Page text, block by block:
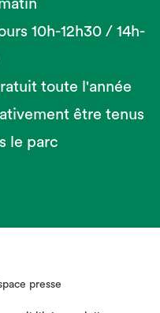
10h-12h30 / 14h-
toute l'année
être tenus
le parc
presse